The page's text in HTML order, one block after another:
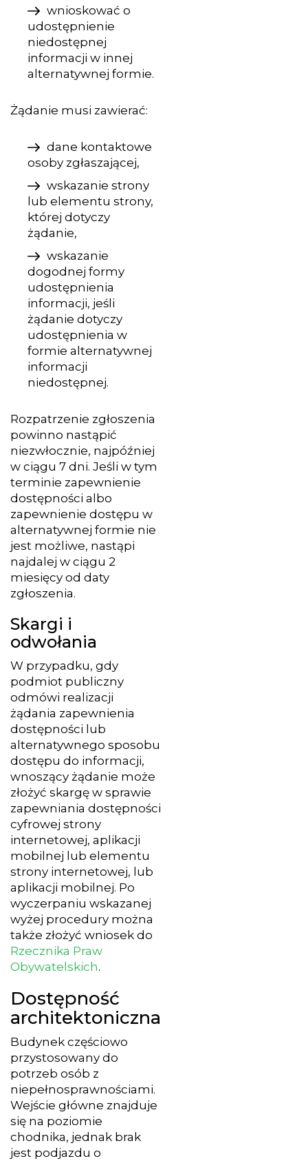
wnioskować o
udostępnienie
niedostępnej
informacji w innej
alternatywnej formie.
Żądanie musi zawierać:
dane kontaktowe
osoby zgłaszającej,
wskazanie strony
lub elementu strony,
której dotyczy
żądanie,
wskazanie
dogodnej formy
udostępnienia
informacji, jeśli
żądanie dotyczy
udostępnienia w
formie alternatywnej
informacji
niedostępnej.
Rozpatrzenie zgłoszenia
powinno nastąpić
niezwłocznie, najpóźniej
w ciągu 7 dni. Jeśli w tym
terminie zapewnienie
dostępności albo
zapewnienie dostępu w
alternatywnej formie nie
jest możliwe, nastąpi
najdalej w ciągu 2
miesięcy od daty
zgłoszenia.
Skargi i
odwołania
W przypadku, gdy
podmiot publiczny
odmówi realizacji
żądania zapewnienia
dostępności lub
alternatywnego sposobu
dostępu do informacji,
wnoszący żądanie może
złożyć skargę w sprawie
zapewniania dostępności
cyfrowej strony
internetowej, aplikacji
mobilnej lub elementu
strony internetowej, lub
aplikacji mobilnej. Po
wyczerpaniu wskazanej
wyżej procedury można
także złożyć wniosek do
Rzecznika Praw
Obywatelskich.
Dostępność
architektoniczna
Budynek częściowo
przystosowany do
potrzeb osób z
niepełnosprawnościami.
Wejście główne znajduje
się na poziomie
chodnika, jednak brak
jest podjazdu o